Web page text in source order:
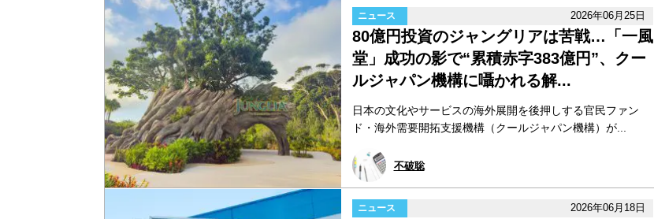
ニュース 2026年06月25日
80億円投資のジャングリアは苦戦…「一風
堂」成功の影で“累積赤字383億円”、クー
ルジャパン機構に囁かれる解...
日本の文化やサービスの海外展開を後押しする官民ファン
ド・海外需要開拓支援機構（クールジャパン機構）が...
不破聡
ニュース 2026年06月18日